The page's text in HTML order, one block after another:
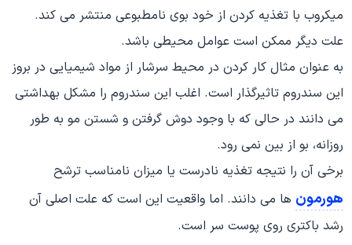
میکروب با تغذیه کردن از خود بوی نامطبوعی منتشر می کند.
علت دیگر ممکن است عوامل محیطی باشد.
به عنوان مثال کار کردن در محیط سرشار از مواد شیمیایی در بروز
این سندروم تاثیرگذار است. اغلب این سندروم را مشکل بهداشتی
می دانند در حالی که با وجود دوش گرفتن و شستن مو به طور
روزانه، بو از بین نمی رود.
برخی آن را نتیجه تغذیه نادرست یا میزان نامناسب ترشح
هورمون ها می دانند. اما واقعیت این است که علت اصلی آن
رشد باکتری روی پوست سر است.